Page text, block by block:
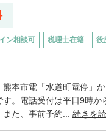
ン相談可 税理士在籍 役
本市電「水道町電停」
。電話受付は平日9時か
また、事前予約... 続きを